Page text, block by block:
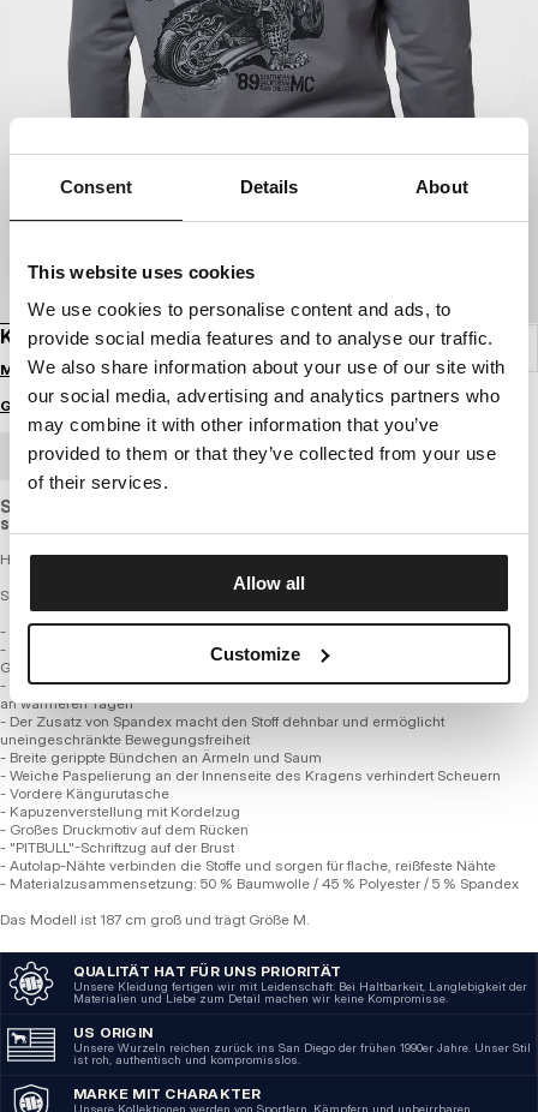
Consent Details About
This website uses cookies
We use cookies to personalise content and ads, to
provide social media features and to analyse our traffic.
We also share information about your use of our site with
our social media, advertising and analytics partners who
may combine it with other information that you’ve
provided to them or that they’ve collected from your use
of their services.
Allow all
Customize
KAPUZENSWEATSHIRT MC
Melde dich an, um Preise zu sehen
Größenratgeber
GROSSHANDELSBESTELLUNG
Slightly elastic sweatshirt with a standard cut, made of light,
slightly thinner and breathable cotton fabric.
Herren Kapuzenpullover – MC
SERIE 280 GSM TRICOT FROTTEE
- Bequeme reguläre Passform
- Hergestellt aus hochwertigem, weichem, dünnerem Tricot-Stoff mit einem
Gewicht von 280 g/m²
- Das Material leitet Feuchtigkeit perfekt ab und sorgt für vollständigen Komfort
an wärmeren Tagen
- Der Zusatz von Spandex macht den Stoff dehnbar und ermöglicht
uneingeschränkte Bewegungsfreiheit
- Breite gerippte Bündchen an Ärmeln und Saum
- Weiche Paspelierung an der Innenseite des Kragens verhindert Scheuern
- Vordere Kängurutasche
- ​​Kapuzenverstellung mit Kordelzug
- Großes Druckmotiv auf dem Rücken
- "PITBULL"-Schriftzug auf der Brust
- Autolap-Nähte verbinden die Stoffe und sorgen für flache, reißfeste Nähte
- Materialzusammensetzung: 50 % Baumwolle / 45 % Polyester / 5 % Spandex
Das Modell ist 187 cm groß und trägt Größe M.
QUALITÄT HAT FÜR UNS PRIORITÄT
Unsere Kleidung fertigen wir mit Leidenschaft. Bei Haltbarkeit, Langlebigkeit der
Materialien und Liebe zum Detail machen wir keine Kompromisse.
US ORIGIN
Unsere Wurzeln reichen zurück ins San Diego der frühen 1990er Jahre. Unser Stil
ist roh, authentisch und kompromisslos.
MARKE MIT CHARAKTER
Unsere Kollektionen werden von Sportlern, Kämpfern und unbeirrbaren